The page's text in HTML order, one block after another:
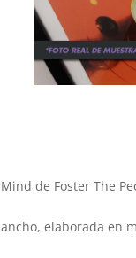
de Foster The
elaborada en